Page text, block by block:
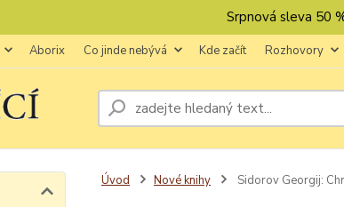
Srpnová sleva 50
Aborix Co jinde nebývá Kde začít Rozhovory
Úvod Nové knihy Sidorov Georgij: